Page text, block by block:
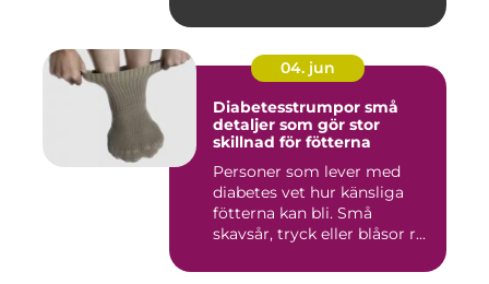
04. jun
Diabetesstrumpor små
detaljer som gör stor
skillnad för fötterna
Personer som lever med
diabetes vet hur känsliga
fötterna kan bli. Små
skavsår, tryck eller blåsor r...